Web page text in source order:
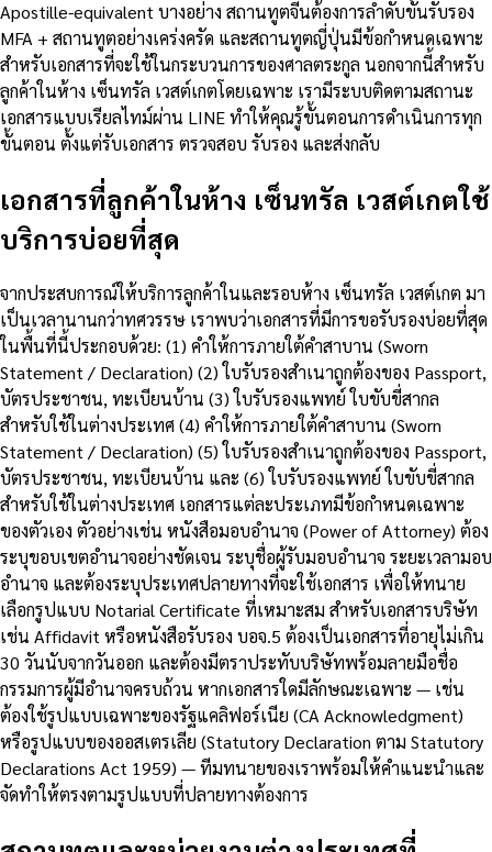
Apostille-equivalent บางอย่าง สถานทูตจีนต้องการลำดับขั้นรับรอง
MFA + สถานทูตอย่างเคร่งครัด และสถานทูตญี่ปุ่นมีข้อกำหนดเฉพาะ
สำหรับเอกสารที่จะใช้ในกระบวนการของศาลตระกูล นอกจากนี้สำหรับ
ลูกค้าในห้าง เซ็นทรัล เวสต์เกตโดยเฉพาะ เรามีระบบติดตามสถานะ
เอกสารแบบเรียลไทม์ผ่าน LINE ทำให้คุณรู้ขั้นตอนการดำเนินการทุก
ขั้นตอน ตั้งแต่รับเอกสาร ตรวจสอบ รับรอง และส่งกลับ
เอกสารที่ลูกค้าในห้าง เซ็นทรัล เวสต์เกตใช้
บริการบ่อยที่สุด
จากประสบการณ์ให้บริการลูกค้าในและรอบห้าง เซ็นทรัล เวสต์เกต มา
เป็นเวลานานกว่าทศวรรษ เราพบว่าเอกสารที่มีการขอรับรองบ่อยที่สุด
ในพื้นที่นี้ประกอบด้วย: (1) คำให้การภายใต้คำสาบาน (Sworn
Statement / Declaration) (2) ใบรับรองสำเนาถูกต้องของ Passport,
บัตรประชาชน, ทะเบียนบ้าน (3) ใบรับรองแพทย์ ใบขับขี่สากล
สำหรับใช้ในต่างประเทศ (4) คำให้การภายใต้คำสาบาน (Sworn
Statement / Declaration) (5) ใบรับรองสำเนาถูกต้องของ Passport,
บัตรประชาชน, ทะเบียนบ้าน และ (6) ใบรับรองแพทย์ ใบขับขี่สากล
สำหรับใช้ในต่างประเทศ เอกสารแต่ละประเภทมีข้อกำหนดเฉพาะ
ของตัวเอง ตัวอย่างเช่น หนังสือมอบอำนาจ (Power of Attorney) ต้อง
ระบุขอบเขตอำนาจอย่างชัดเจน ระบุชื่อผู้รับมอบอำนาจ ระยะเวลามอบ
อำนาจ และต้องระบุประเทศปลายทางที่จะใช้เอกสาร เพื่อให้ทนาย
เลือกรูปแบบ Notarial Certificate ที่เหมาะสม สำหรับเอกสารบริษัท
เช่น Affidavit หรือหนังสือรับรอง บอจ.5 ต้องเป็นเอกสารที่อายุไม่เกิน
30 วันนับจากวันออก และต้องมีตราประทับบริษัทพร้อมลายมือชื่อ
กรรมการผู้มีอำนาจครบถ้วน หากเอกสารใดมีลักษณะเฉพาะ — เช่น
ต้องใช้รูปแบบเฉพาะของรัฐแคลิฟอร์เนีย (CA Acknowledgment)
หรือรูปแบบของออสเตรเลีย (Statutory Declaration ตาม Statutory
Declarations Act 1959) — ทีมทนายของเราพร้อมให้คำแนะนำและ
จัดทำให้ตรงตามรูปแบบที่ปลายทางต้องการ